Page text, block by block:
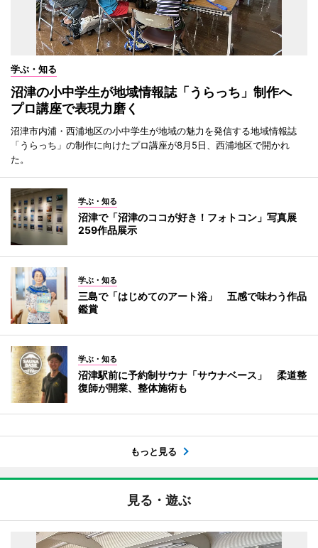
学ぶ・知る
沼津の小中学生が地域情報誌「うらっち」制作へ
プロ講座で表現力磨く
沼津市内浦・西浦地区の小中学生が地域の魅力を発信する地域情報誌
「うらっち」の制作に向けたプロ講座が8月5日、西浦地区で開かれ
た。
学ぶ・知る
沼津で「沼津のココが好き！フォトコン」写真展
259作品展示
学ぶ・知る
三島で「はじめてのアート浴」 五感で味わう作品
鑑賞
学ぶ・知る
沼津駅前に予約制サウナ「サウナベース」 柔道整
復師が開業、整体施術も
もっと見る
見る・遊ぶ